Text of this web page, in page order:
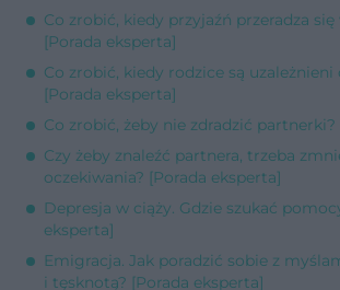
Co zrobić, kiedy przyjaźń przeradza się
[Porada eksperta]
Co zrobić, kiedy rodzice są
[Porada eksperta]
Co zrobić, żeby nie zdradzić
Czy żeby znaleźć partnera, trzeba
oczekiwania? [Porada eksperta]
Depresja w ciąży. Gdzie szukać
eksperta]
Emigracja. Jak poradzić sobie z
i tęsknotą? [Porada eksperta]